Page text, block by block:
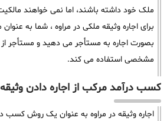
ملک خود داشته باشند، اما نمی خواهند
برای اجاره وثیقه ملکی در مراوه ، شما به
بصورت اجاره به مستأجر می دهید و مستأجر
مشخصی استفاده می کند.
کسب درآمد مرکب از اجاره دادن
اجاره وثیقه در مراوه به عنوان یک روش کسب